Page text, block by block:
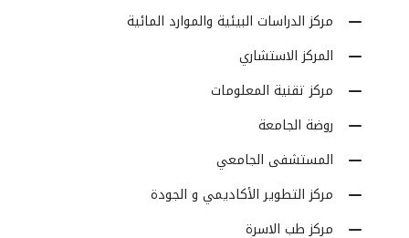
مركز الدراسات البيئية والموارد المائية
المركز الاستشاري
مركز تقنية المعلومات
روضة الجامعة
المستشفى الجامعي
مركز التطوير الأكاديمي و الجودة
مركز طب الاسرة